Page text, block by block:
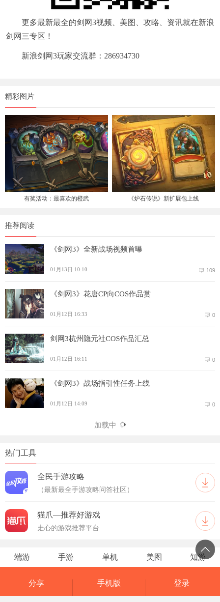
更多最新最全的剑网3视频、美图、攻略、资讯就在新浪
剑网三专区！
新浪剑网3玩家交流群：286934730
精彩图片
有奖活动：最喜欢的橙武 《炉石传说》新扩展包上线
推荐阅读
《剑网3》全新战场视频首曝
01月13日 10:10 109
《剑网3》花唐CP向COS作品赏
01月12日 16:33 0
剑网3杭州隐元社COS作品汇总
01月12日 16:11 0
《剑网3》战场指引性任务上线
01月12日 14:09 0
加载中
热门工具
全民手游攻略
（最新最全手游攻略问答社区）
猫爪—推荐好游戏
走心的游戏推荐平台
端游 手游 单机 美图 知游
分享
手机版
登录